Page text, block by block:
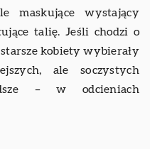
maskujące wystający
talię. Jeśli chodzi o
kobiety wybierały
ale soczystych
– w odcieniach